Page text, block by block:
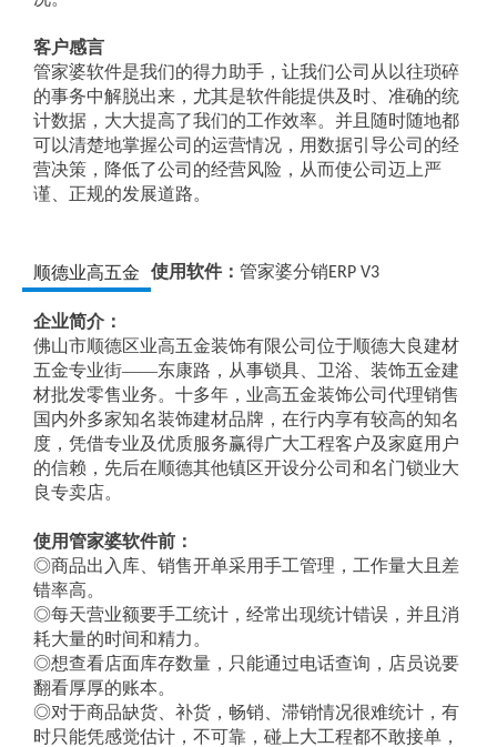
客户感言
管家婆软件是我们的得力助手，让我们公司从以往琐碎
的事务中解脱出来，尤其是软件能提供及时、准确的统
计数据，大大提高了我们的工作效率。并且随时随地都
可以清楚地掌握公司的运营情况，用数据引导公司的经
营决策，降低了公司的经营风险，从而使公司迈上严
谨、正规的发展道路。
顺德业高五金 使用软件： 管家婆分销ERP V3
企业简介：
佛山市顺德区业高五金装饰有限公司位于顺德大良建材
五金专业街——东康路，从事锁具、卫浴、装饰五金建
材批发零售业务。十多年，业高五金装饰公司代理销售
国内外多家知名装饰建材品牌，在行内享有较高的知名
度，凭借专业及优质服务赢得广大工程客户及家庭用户
的信赖，先后在顺德其他镇区开设分公司和名门锁业大
良专卖店。
使用管家婆软件前：
◎商品出入库、销售开单采用手工管理，工作量大且差
错率高。
◎每天营业额要手工统计，经常出现统计错误，并且消
耗大量的时间和精力。
◎想查看店面库存数量，只能通过电话查询，店员说要
翻看厚厚的账本。
◎对于商品缺货、补货，畅销、滞销情况很难统计，有
时只能凭感觉估计，不可靠，碰上大工程都不敢接单，